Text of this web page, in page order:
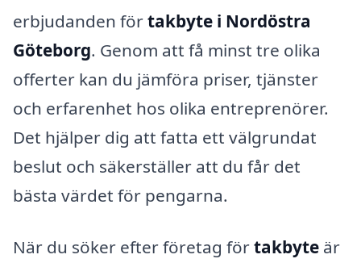
erbjudanden förtakbyte i Nordöstra
Göteborg. Genom att få minst tre olika
offerter kan du jämföra priser, tjänster
och erfarenhet hos olika entreprenörer.
Det hjälper dig att fatta ett välgrundat
beslut och säkerställer att du får det
bästa värdet för pengarna.
När du söker efter företag förtakbyte är